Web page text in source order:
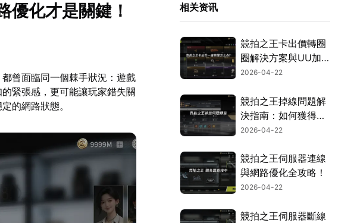
優化才是關鍵！
曾面臨同一個棘手狀況：遊戲
緊張感，更可能讓玩家錯失關
的網路狀態。
相关资讯
競拍之王卡出價轉圈
圈解決方案與UU加
速器推薦！
2026-04-22
競拍之王掉線問題解
決指南：如何獲得穩
定策略博弈體驗！
2026-04-22
競拍之王伺服器連線
與網路優化全攻略！
2026-04-22
競拍之王伺服器斷線